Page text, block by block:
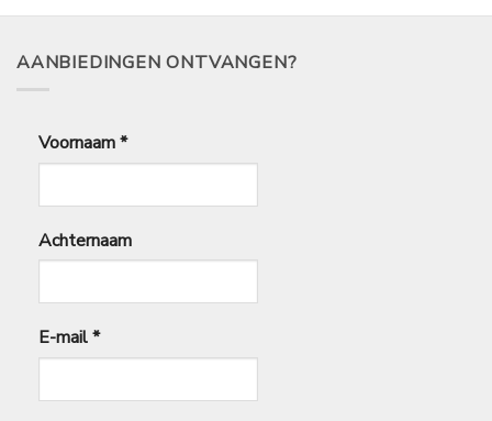
26,50
AANBIEDINGEN ONTVANGEN?
Voornaam*
Achternaam
E-mail*